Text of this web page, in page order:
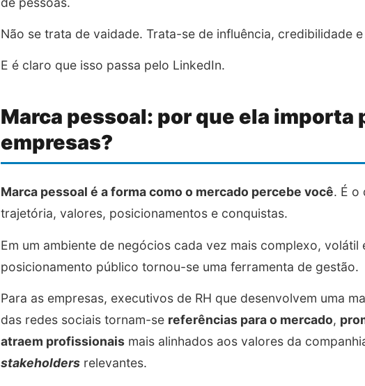
Não se trata de vaidade. Trata-se de influência, credibilidade
E é claro que isso passa pelo LinkedIn.
Marca pessoal: por que ela importa
empresas?
Marca pessoal é a forma como o mercado percebe você. É o
trajetória, valores, posicionamentos e conquistas.
Em um ambiente de negócios cada vez mais complexo, volátil
posicionamento público tornou-se uma ferramenta de gestão.
Para as empresas, executivos de RH que desenvolvem uma
das redes sociais tornam-se referências para o mercado,
atraem profissionais mais alinhados aos valores da
stakeholders relevantes.